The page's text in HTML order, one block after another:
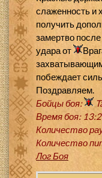
слаженность и
получить
замертво
удара от
побеждает
Поздравляем.
Бойцы боя:
Время боя:
Количество
Количество
Лог Боя